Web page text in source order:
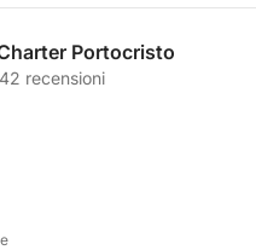
perfetta!
al tramonto in barca a
Portocristo
42 recensioni